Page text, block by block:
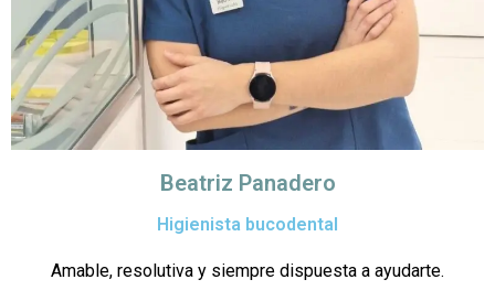
Beatriz Panadero
Higienista bucodental
Amable, resolutiva y siempre dispuesta a ayudarte.